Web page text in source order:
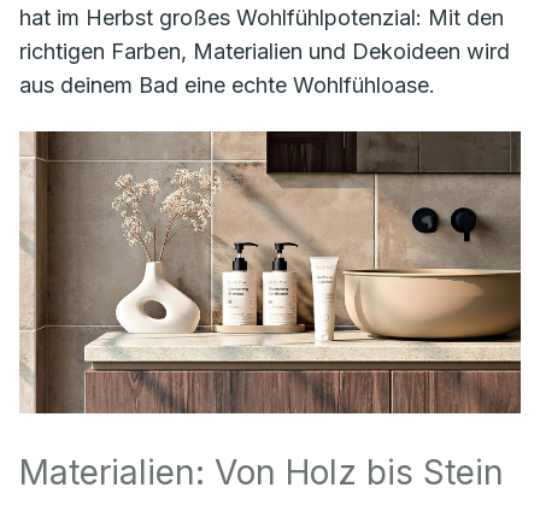
hat im Herbst großes Wohlfühlpotenzial: Mit den
richtigen Farben, Materialien und Dekoideen wird
aus deinem Bad eine echte Wohlfühloase.
Materialien: Von Holz bis Stein